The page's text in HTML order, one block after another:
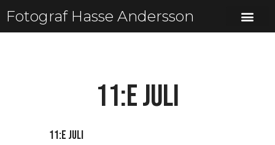
Fotograf Hasse Andersson
11:e juli
11:e juli